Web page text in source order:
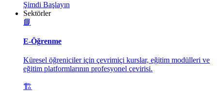
Şimdi Başlayın
Sektörler
📘
E-Öğrenme
Küresel öğreniciler için çevrimiçi kurslar, eğitim modülleri ve
eğitim platformlarının profesyonel çevirisi.
🏗️